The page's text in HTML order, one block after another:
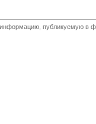
информацию, публикуемую